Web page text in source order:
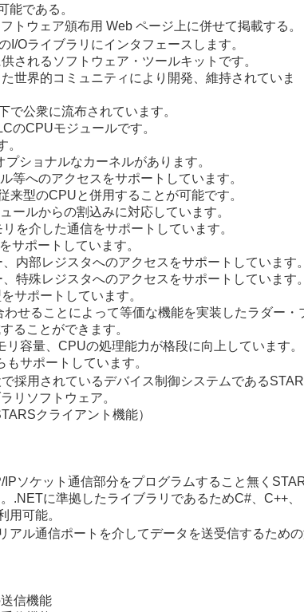
能である。
トウェア頒布用 Web ページ上に併せて掲載する。
I/Oライブラリにインタフェースします。
されるソフトウェア・ツールキットです。
世界的コミュニティにより開発、維持されていま
で公衆に流布されています。
のCPUモジュールです。
。
ショナルなカーネルがあります。
等へのアクセスをサポートしています。
来型のCPUと併用することが可能です。
ールからの割込みに対応しています。
を介した通信をサポートしています。
サポートしています。
内部レジスタへのアクセスをサポートしています。
特殊レジスタへのアクセスをサポートしています。
サポートしています。
せることによって等価な機能を実装したラダー・
ることができます。
容量、CPUの処理能力が格段に向上しています。
サポートしています。
採用されているデバイス制御システムである
リソフトウェア。
クライアント機能）
ソケット通信部分をプログラムすること無く
.NETに準拠したライブラリであるためC#、C++、
用可能。
ル通信ポートを介してデータを送受信するための
信機能